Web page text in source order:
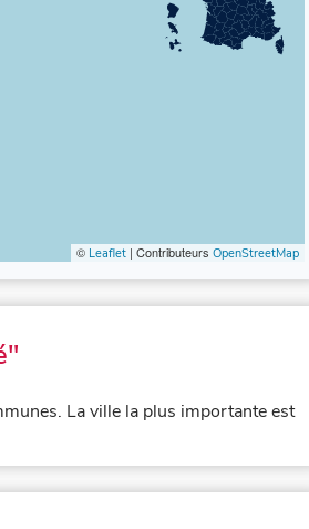
© Leaflet | Contributeurs OpenStreetMap
La ville la plus importante est